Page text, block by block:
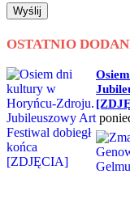
Wyślij
OSTATNIO